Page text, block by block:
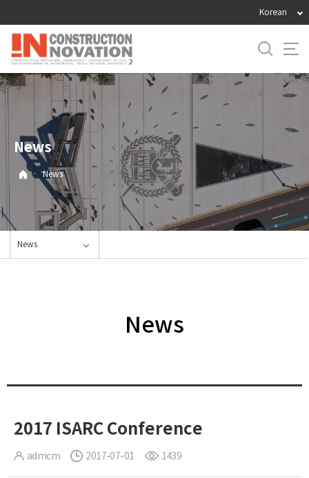
로
메
뉴
Korean
News
· News
News
News
2017 ISARC Conference
admcm 2017-07-01 1439